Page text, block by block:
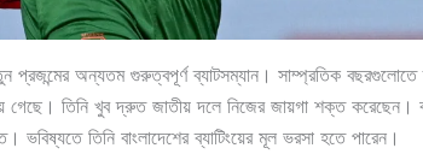
প্রজন্মের অন্যতম গুরুত্বপূর্ণ ব্যাটসম্যান। সাম্প্রতিক বছরগুলোতে
গেছে। তিনি খুব দ্রুত জাতীয় দলে নিজের জায়গা শক্ত করেছেন।
তিনি বাংলাদেশের ব্যাটিংয়ের মূল ভরসা হতে পারেন।